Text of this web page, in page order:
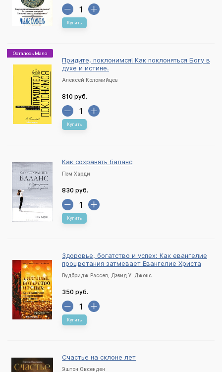
Купить
Осталось Мало
Придите, поклонимся! Как поклоняться Богу в
духе и истине.
Алексей Коломийцев
810 руб.
Купить
Как сохранять баланс
Пэм Харди
830 руб.
Купить
Здоровье, богатство и успех: Как евангелие
процветания затмевает Евангелие Христа
Вудбридж Рассел, Дэвид У. Джонс
350 руб.
Купить
Счастье на склоне лет
Эштон Оксенден